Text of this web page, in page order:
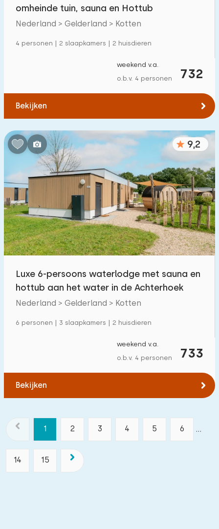
omheinde tuin, sauna en Hottub
Nederland > Gelderland > Kotten
4 personen | 2 slaapkamers | 2 huisdieren
732
weekend v.a.
o.b.v. 4 personen
Bekijken
9,2
Luxe 6-persoons waterlodge met sauna en
hottub aan het water in de Achterhoek
Nederland > Gelderland > Kotten
6 personen | 3 slaapkamers | 2 huisdieren
733
weekend v.a.
o.b.v. 4 personen
Bekijken
1 2 3 4 5 6 ...
14 15